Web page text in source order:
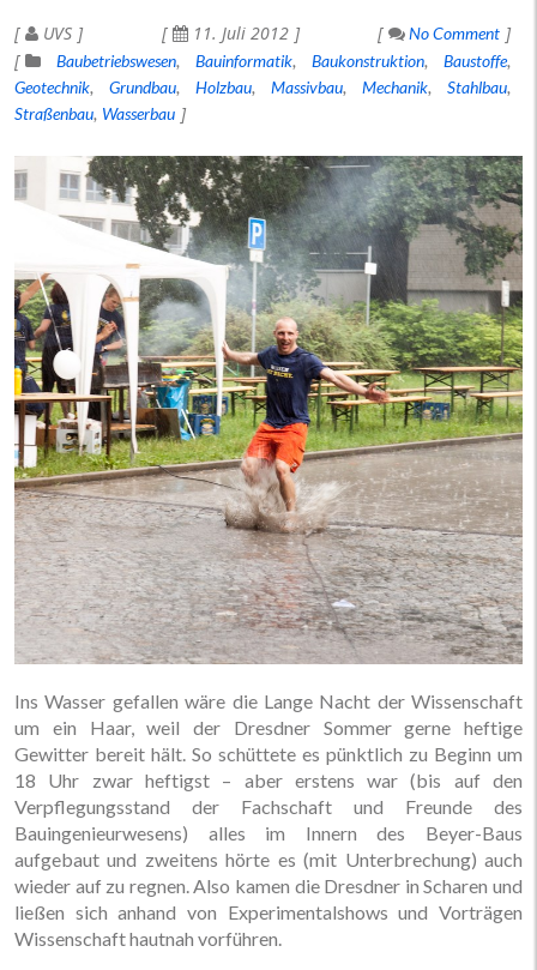
UVS 11. Juli 2012
No Comment
Baubetriebswesen
Bauinformatik Baukonstruktion
Baustoffe
Geotechnik
Grundbau Holzbau Massivbau Mechanik
Stahlbau
Straßenbau Wasserbau
Ins Wasser gefallen wäre die Lange Nacht der Wissenschaft
um ein Haar, weil der Dresdner Sommer gerne heftige
Gewitter bereit hält. So schüttete es pünktlich zu Beginn um
18 Uhr zwar heftigst – aber erstens war (bis auf den
Verpflegungsstand der Fachschaft und Freunde des
Bauingenieurwesens) alles im Innern des Beyer-Baus
aufgebaut und zweitens hörte es (mit Unterbrechung) auch
wieder auf zu regnen. Also kamen die Dresdner in Scharen und
ließen sich anhand von Experimentalshows und Vorträgen
Wissenschaft hautnah vorführen.